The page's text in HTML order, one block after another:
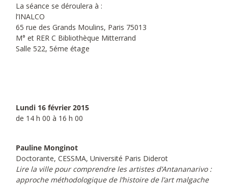
La séance se déroulera à :
l’INALCO
65 rue des Grands Moulins, Paris 75013
M° et RER C Bibliothèque Mitterrand
Salle 522, 5éme étage
Lundi 16 février 2015
de 14 h 00 à 16 h 00
Pauline Monginot
Doctorante, CESSMA, Université Paris Diderot
Lire la ville pour comprendre les artistes d’Antananarivo :
approche méthodologique de l’histoire de l’art malgache